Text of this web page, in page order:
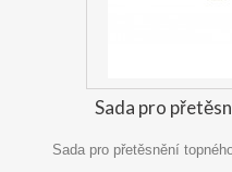
Sada pro
Sada pro přetěsnění